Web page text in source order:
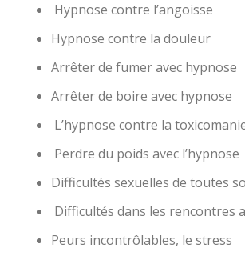
Hypnose contre l’angoisse
Hypnose contre la douleur
Arrêter de fumer avec hypnose
Arrêter de boire avec hypnose
L’hypnose contre la
Perdre du poids avec l’hypnose
Difficultés sexuelles de toutes
Difficultés dans les rencontres
Peurs incontrôlables, le stress